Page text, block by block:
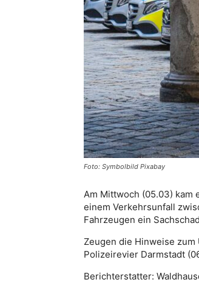
Foto: Symbolbild Pixabay
Am Mittwoch (05.03) kam
einem Verkehrsunfall
Fahrzeugen ein
Zeugen die Hinweise
Polizeirevier Darmstadt
Berichterstatter: